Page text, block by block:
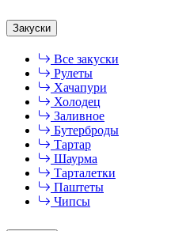
Закуски
Все закуски
Рулеты
Хачапури
Холодец
Заливное
Бутерброды
Тартар
Шаурма
Тарталетки
Паштеты
Чипсы